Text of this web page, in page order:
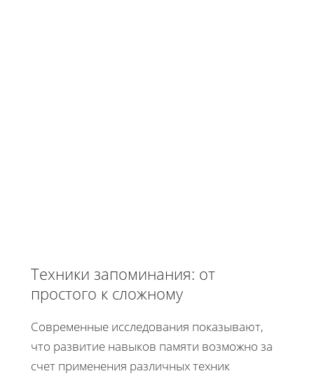
Техники запоминания: от
простого к сложному
Современные исследования показывают,
что развитие навыков памяти возможно за
счет применения различных техник